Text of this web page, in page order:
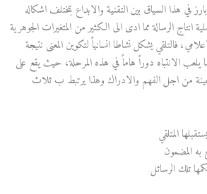
في هذا السياق بين التقنية والابداع بمختلف اشكاله
انتاج الرسالة مما ادى الى الكثير من المتغيرات الجوهرية
فالتلقي يشكل نشاطا انسانياً لتكوين المعنى نتيجة
يلعب الانتباه دوراً هاماً في هذه المرحلة، حيث يقع على
من اجل الفهم والادراك وهذا يرتبط ب ثلاث
المتلقي
به المضمون
تلك الرسائل